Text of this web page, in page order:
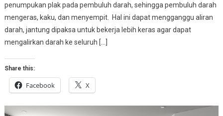
penumpukan plak pada pembuluh darah, sehingga pembuluh darah
mengeras, kaku, dan menyempit. Hal ini dapat mengganggu aliran
darah, jantung dipaksa untuk bekerja lebih keras agar dapat
mengalirkan darah ke seluruh […]
Share this:
Facebook X